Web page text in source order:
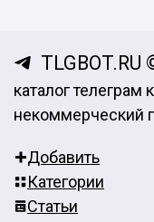
TLGBOT.RU
каталог телеграм
некоммерческий
Добавить
Категории
Статьи